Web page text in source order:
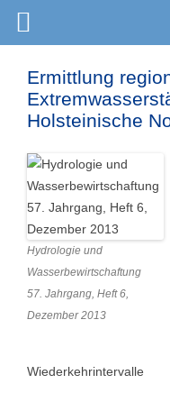
Ermittlung
Holsteinische
Hydrologie und
Wasserbewirtschaftung
57. Jahrgang, Heft 6,
Dezember 2013
Wiederkehrintervalle